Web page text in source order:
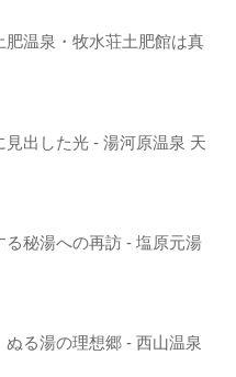
肥温泉・牧水荘土肥館は真
見出した光 - 湯河原温泉 天
る秘湯への再訪 - 塩原元湯
ぬる湯の理想郷 - 西山温泉